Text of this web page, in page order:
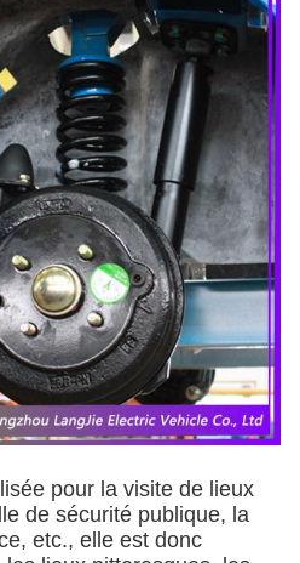
pour la visite de lieux
de sécurité publique, la
etc., elle est donc